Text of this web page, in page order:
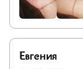
Евгения